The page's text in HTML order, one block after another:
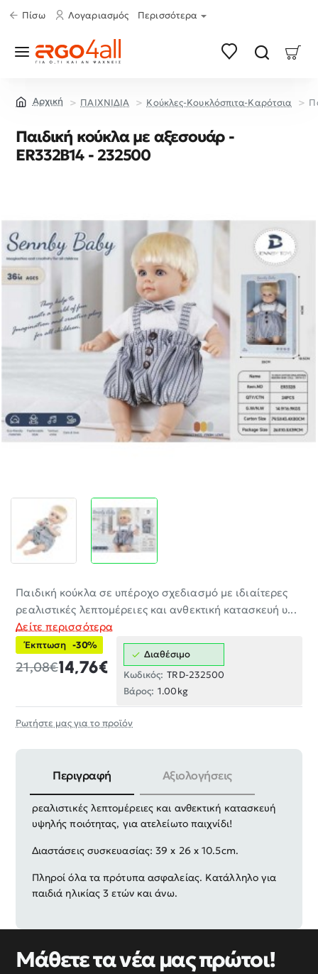
Πίσω Λογαριασμός Περισσότερα
ΠΑΙΧΝΙΔΙΑ Κούκλες-Κουκλόσπιτα-Καρότσια
Παιδική κούκλα με αξεσουάρ -
ER332B14 - 232500
Παιδική κούκλα σε υπέροχο σχεδιασμό με ιδιαίτερες
ρεαλιστικές λεπτομέρειες και ανθεκτική κατασκευή υ...
Δείτε περισσότερα
Έκπτωση -30%
14,76€
21,08€
Διαθέσιμο
Κωδικός: TRD-232500
Βάρος: 1.00kg
Ρωτήστε μας για το προϊόν
Περιγραφή Αξιολογήσεις
Παιδική κούκλα σε υπέροχο σχεδιασμό με ιδιαίτερες
ρεαλιστικές λεπτομέρειες και ανθεκτική κατασκευή
υψηλής ποιότητας, για ατελείωτο παιχνίδι!
Διαστάσεις συσκευασίας: 39 x 26 x 10.5cm.
Πληροί όλα τα πρότυπα ασφαλείας. Κατάλληλο για
παιδιά ηλικίας 3 ετών και άνω.
Μάθετε τα νέα μας πρώτοι!